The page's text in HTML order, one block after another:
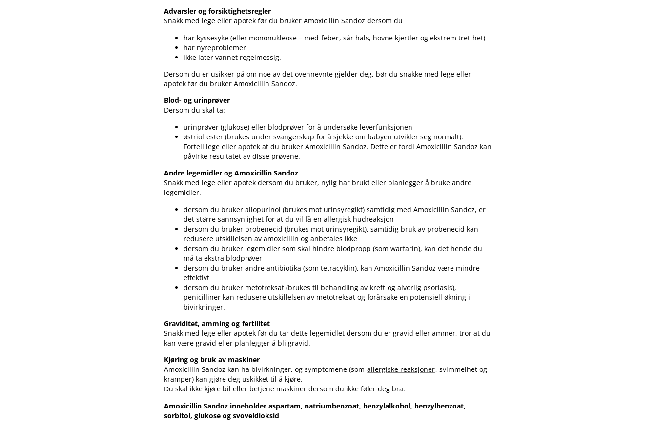
Advarsler og forsiktighetsregler
Snakk med lege eller apotek før du bruker Amoxicillin Sandoz dersom du
har kyssesyke (eller mononukleose – med feber, sår hals, hovne kjertler og ekstrem tretthet)
har nyreproblemer
ikke later vannet regelmessig.
Dersom du er usikker på om noe av det ovennevnte gjelder deg, bør du snakke med lege eller
apotek før du bruker Amoxicillin Sandoz.
Blod- og urinprøver
Dersom du skal ta:
urinprøver (glukose) eller blodprøver for å undersøke leverfunksjonen
østrioltester (brukes under svangerskap for å sjekke om babyen utvikler seg normalt).
Fortell lege eller apotek at du bruker Amoxicillin Sandoz. Dette er fordi Amoxicillin Sandoz kan
påvirke resultatet av disse prøvene.
Andre legemidler og Amoxicillin Sandoz
Snakk med lege eller apotek dersom du bruker, nylig har brukt eller planlegger å bruke andre
legemidler.
dersom du bruker allopurinol (brukes mot urinsyregikt) samtidig med Amoxicillin Sandoz, er
det større sannsynlighet for at du vil få en allergisk hudreaksjon
dersom du bruker probenecid (brukes mot urinsyregikt), samtidig bruk av probenecid kan
redusere utskillelsen av amoxicillin og anbefales ikke
dersom du bruker legemidler som skal hindre blodpropp (som warfarin), kan det hende du
må ta ekstra blodprøver
dersom du bruker andre antibiotika (som tetracyklin), kan Amoxicillin Sandoz være mindre
effektivt
dersom du bruker metotreksat (brukes til behandling av kreft og alvorlig psoriasis),
penicilliner kan redusere utskillelsen av metotreksat og forårsake en potensiell økning i
bivirkninger.
Graviditet, amming og fertilitet
Snakk med lege eller apotek før du tar dette legemidlet dersom du er gravid eller ammer, tror at du
kan være gravid eller planlegger å bli gravid.
Kjøring og bruk av maskiner
Amoxicillin Sandoz kan ha bivirkninger, og symptomene (som allergiske reaksjoner, svimmelhet og
kramper) kan gjøre deg uskikket til å kjøre.
Du skal ikke kjøre bil eller betjene maskiner dersom du ikke føler deg bra.
Amoxicillin Sandoz inneholder aspartam, natriumbenzoat, benzylalkohol, benzylbenzoat,
sorbitol, glukose og svoveldioksid